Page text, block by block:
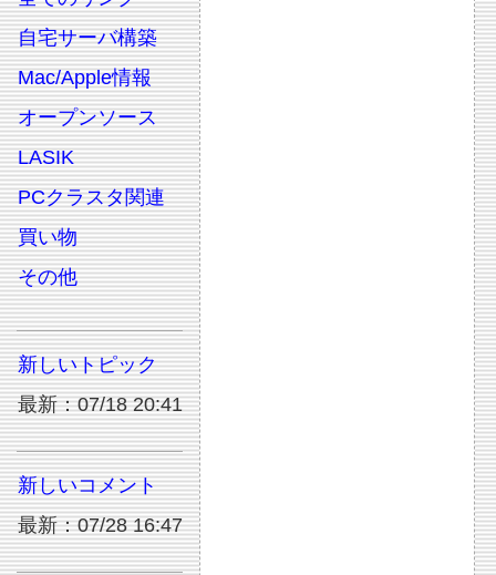
自宅サーバ構築
Mac/Apple情報
オープンソース
LASIK
PCクラスタ関連
買い物
その他
新しいトピック
最新：07/18 20:41
新しいコメント
最新：07/28 16:47